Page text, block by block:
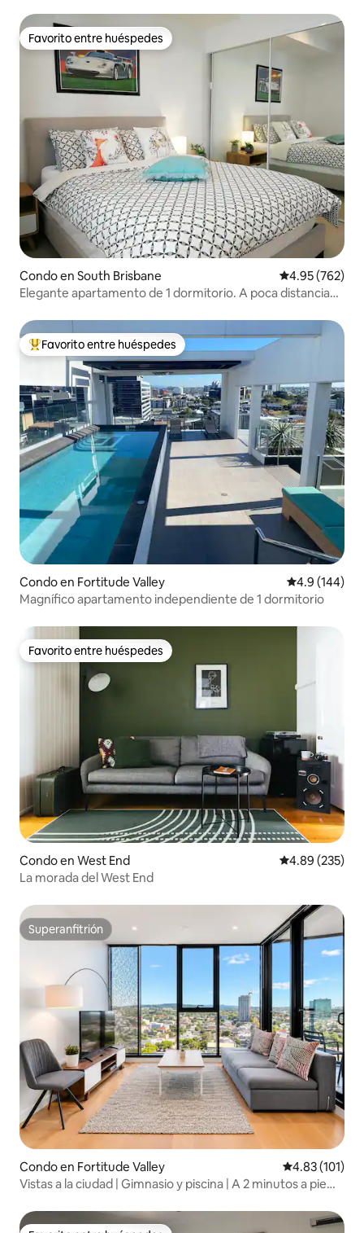
Favorito entre huéspedes
Favorito entre huéspedes
Condo en South Brisbane Calificación
4.95 (762)
Elegante apartamento de 1 dormitorio. A poca distancia
Favorito entre huéspedes preferido
Favorito entre huéspedes
Condo en Fortitude Valley Calificación
4.9 (144)
Magnífico apartamento independiente de 1 dormitorio
Favorito entre huéspedes
Favorito entre huéspedes
Condo en West End Calificación
4.89 (235)
La morada del West End
Superanfitrión
Superanfitrión
Condo en Fortitude Valley Calificación
4.83 (101)
Vistas a la ciudad | Gimnasio y piscina | A 2 minutos a pie